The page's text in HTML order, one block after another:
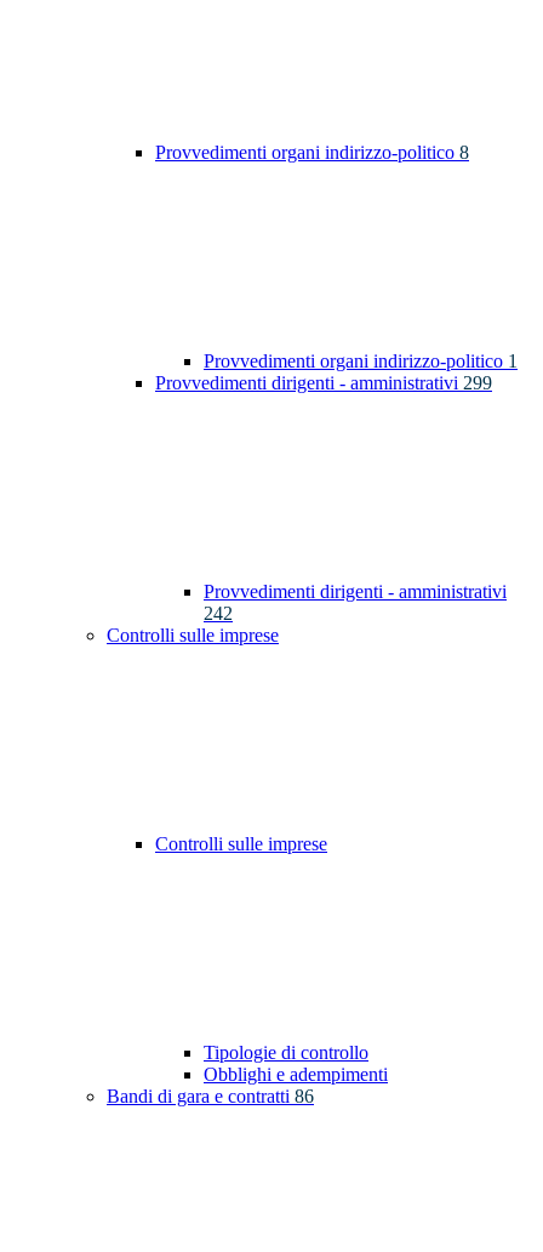
Provvedimenti organi indirizzo-politico 8
Provvedimenti organi indirizzo-politico 1
Provvedimenti dirigenti - amministrativi 299
Provvedimenti dirigenti - amministrativi
242
Controlli sulle imprese
Controlli sulle imprese
Tipologie di controllo
Obblighi e adempimenti
Bandi di gara e contratti 86